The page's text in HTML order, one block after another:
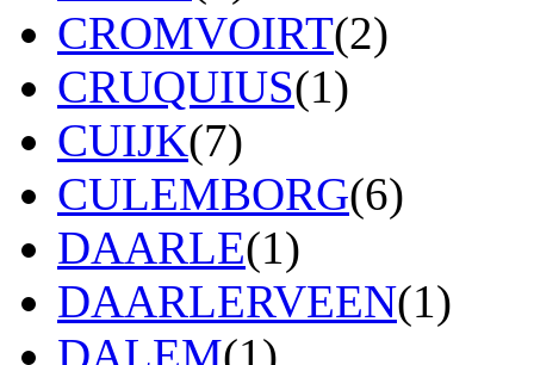
CROMVOIRT(2)
CRUQUIUS(1)
CUIJK(7)
CULEMBORG(6)
DAARLE(1)
DAARLERVEEN(1)
DALEM(1)